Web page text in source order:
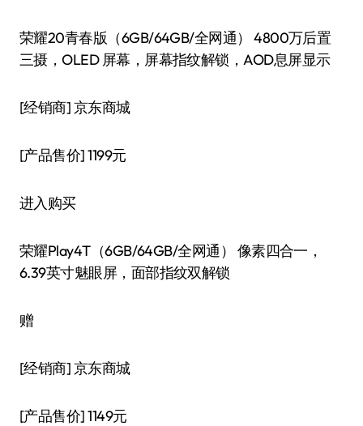
荣耀20青春版（6GB/64GB/全网通） 4800万后置
三摄，OLED 屏幕，屏幕指纹解锁，AOD息屏显示
[经销商]京东商城
[产品售价]1199元
进入购买
荣耀Play4T（6GB/64GB/全网通） 像素四合一，
6.39英寸魅眼屏，面部指纹双解锁
赠
[经销商]京东商城
[产品售价]1149元